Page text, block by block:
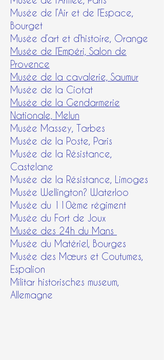
Musée de l’Air et de l’Espace,
Bourget
Musée d’art et d’histoire, Orange
Musée de l’Empéri, Salon de
Provence
Musée de la cavalerie, Saumur
Musée de la Ciotat
Musée de la Gendarmerie
Nationale, Melun
Musée Massey, Tarbes
Musée de la Poste, Paris
Musée de la Résistance,
Castelane
​Musée de la Résistance, Limoges
Musée Wellington? Waterloo
​Musée du 110ème régiment
​Musée du Fort de Joux
Musée des 24h du Mans
Musée du Matériel, Bourges
Musée des Mœurs et Coutumes,
Espalion
Militar historisches museum,
Allemagne